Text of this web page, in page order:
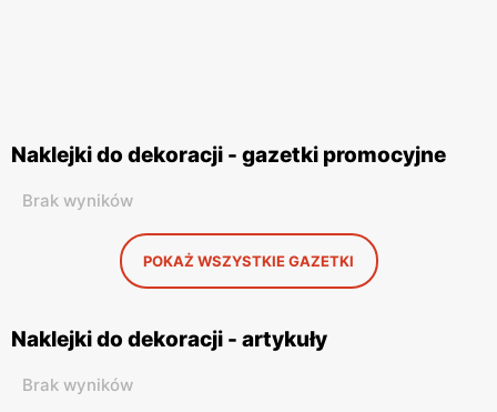
Naklejki do dekoracji - gazetki promocyjne
Brak wyników
POKAŻ WSZYSTKIE GAZETKI
Naklejki do dekoracji - artykuły
Brak wyników